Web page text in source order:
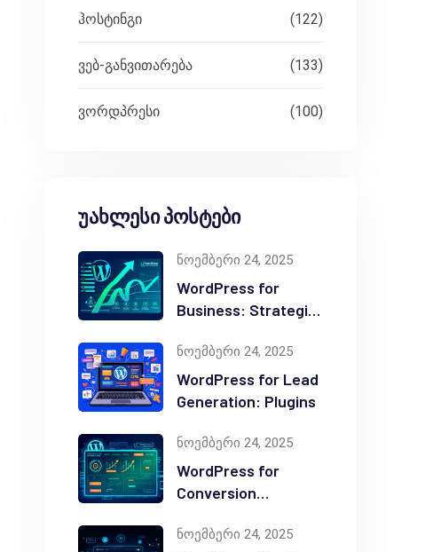
ჰოსტინგი (122)
ვებ-განვითარება (133)
ვორდპრესი (100)
უახლესი პოსტები
ნოემბერი 24, 2025
WordPress for
Business: Strategic
ნოემბერი 24, 2025
WordPress for Lead
Generation: Plugins
ნოემბერი 24, 2025
WordPress for
Conversion
ნოემბერი 24, 2025